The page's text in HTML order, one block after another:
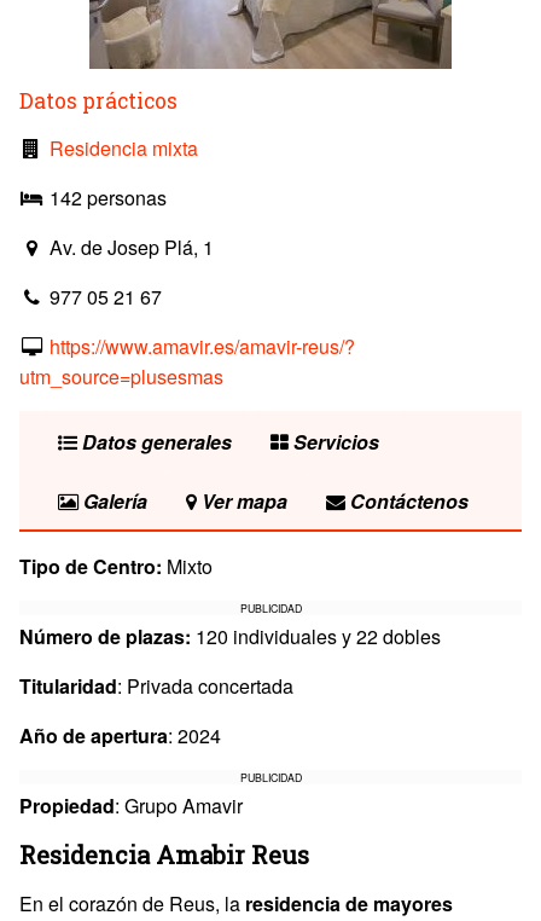
Datos prácticos
Residencia mixta
142 personas
Av. de Josep Plá, 1
977 05 21 67
https://www.amavir.es/amavir-reus/?
utm_source=plusesmas
Datos generales Servicios
Galería Ver mapa Contáctenos
Tipo de Centro: Mixto
PUBLICIDAD
Número de plazas: 120 individuales y 22 dobles
Titularidad: Privada concertada
Año de apertura: 2024
PUBLICIDAD
Propiedad: Grupo Amavir
Residencia Amabir Reus
En el corazón de Reus, la residencia de mayores